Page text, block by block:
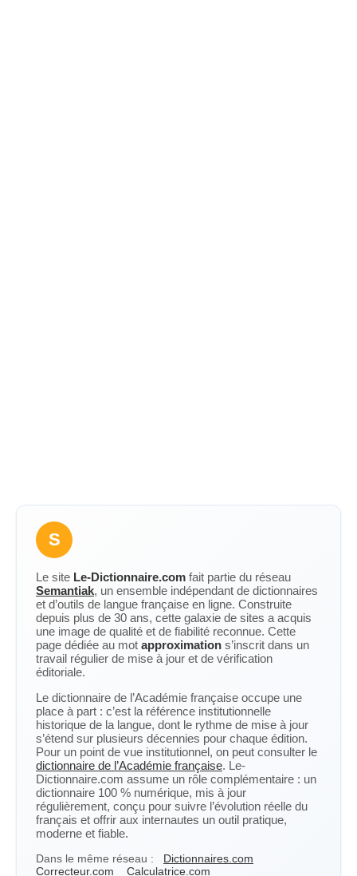
S
Le site Le-Dictionnaire.com fait partie du réseau
Semantiak, un ensemble indépendant de dictionnaires
et d’outils de langue française en ligne. Construite
depuis plus de 30 ans, cette galaxie de sites a acquis
une image de qualité et de fiabilité reconnue. Cette
page dédiée au mot approximation s’inscrit dans un
travail régulier de mise à jour et de vérification
éditoriale.
Le dictionnaire de l’Académie française occupe une
place à part : c’est la référence institutionnelle
historique de la langue, dont le rythme de mise à jour
s’étend sur plusieurs décennies pour chaque édition.
Pour un point de vue institutionnel, on peut consulter le
dictionnaire de l’Académie française. Le-
Dictionnaire.com assume un rôle complémentaire : un
dictionnaire 100 % numérique, mis à jour
régulièrement, conçu pour suivre l’évolution réelle du
français et offrir aux internautes un outil pratique,
moderne et fiable.
Dans le même réseau :
Dictionnaires.com
Correcteur.com
Calculatrice.com